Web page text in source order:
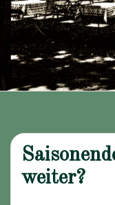
weiter?